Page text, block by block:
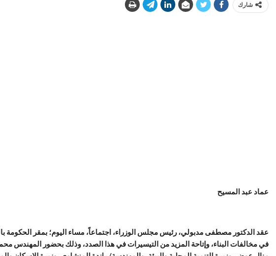
شارك
عماد عبد المسيح
عقد الدكتور مصطفى مدبولي، رئيس مجلس الوزراء، اجتماعاً، مساء اليوم؛ بمقر الحكومة
في مخالفات البناء، وإتاحة المزيد من التيسيرات في هذا الصدد، وذلك بحضور المهندس